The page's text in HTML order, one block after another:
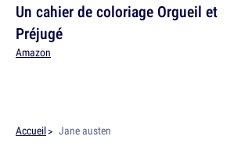
Un cahier de coloriage Orgueil et
Préjugé
Amazon
Accueil Jane austen